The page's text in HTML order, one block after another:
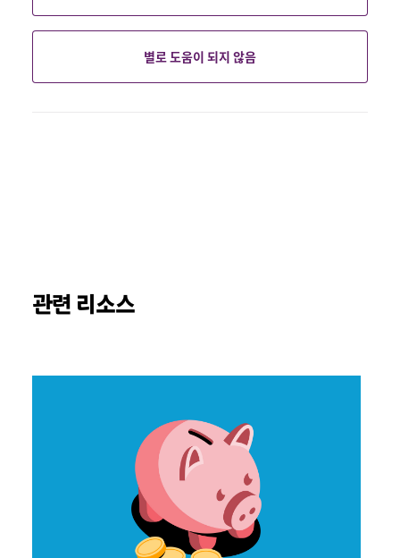
별로 도움이 되지 않음
관련 리소스